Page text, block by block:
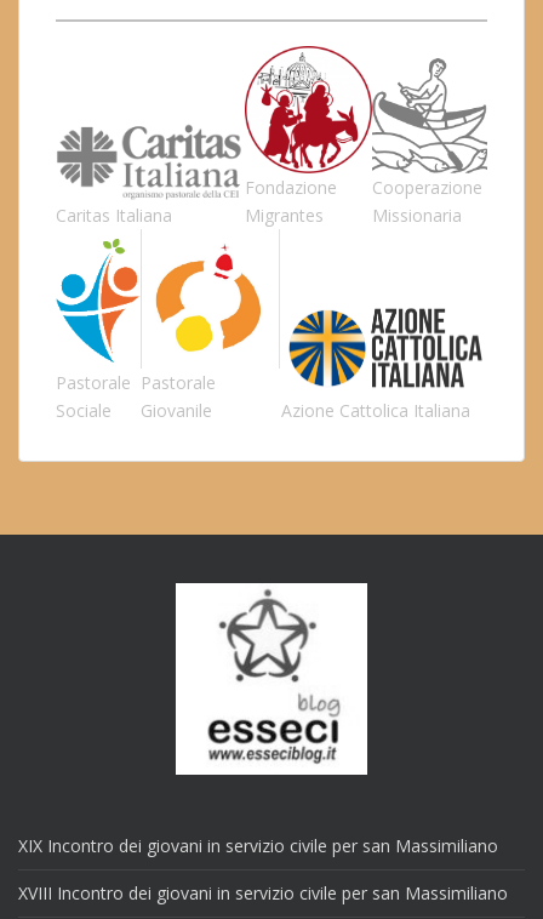
Caritas Italiana
Fondazione
Migrantes
Cooperazione
Missionaria
Pastorale
Sociale
Pastorale
Giovanile
Azione Cattolica Italiana
XIX Incontro dei giovani in servizio civile per san Massimiliano
XVIII Incontro dei giovani in servizio civile per san Massimiliano